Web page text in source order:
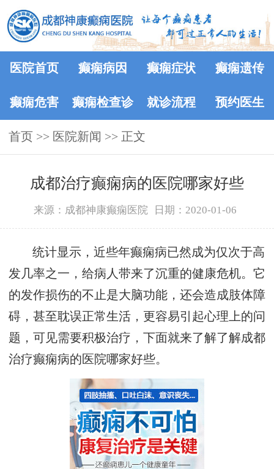
医院首页 癫痫病因 癫痫症状 癫痫遗传
癫痫危害 癫痫检查诊
断
就诊流程 预约医生
首页 >> 医院新闻 >> 正文
成都治疗癫痫病的医院哪家好些
来源：成都神康癫痫医院 日期：2020-01-06
统计显示，近些年癫痫病已然成为仅次于高
发几率之一，给病人带来了沉重的健康危机。它
的发作损伤的不止是大脑功能，还会造成肢体障
碍，甚至耽误正常生活，更容易引起心理上的问
题，可见需要积极治疗，下面就来了解了解成都
治疗癫痫病的医院哪家好些。